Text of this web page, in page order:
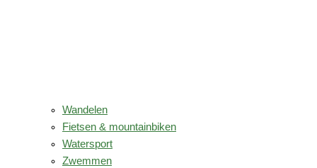
Wandelen
Fietsen & mountainbiken
Watersport
Zwemmen